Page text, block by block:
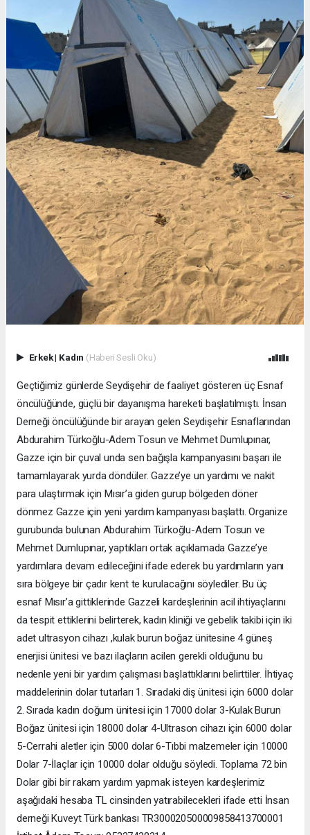
Erkek| Kadın (Haberi Sesli Oku)
Geçtiğimiz günlerde Seydişehir de faaliyet gösteren üç Esnaf
öncülüğünde, güçlü bir dayanışma hareketi başlatılmıştı. İnsan
Derneği öncülüğünde bir arayan gelen Seydişehir Esnaflarından
Abdurahim Türkoğlu-Adem Tosun ve Mehmet Dumlupınar,
Gazze için bir çuval unda sen bağışla kampanyasını başarı ile
tamamlayarak yurda döndüler. Gazze’ye un yardımı ve nakit
para ulaştırmak için Mısır’a giden gurup bölgeden döner
dönmez Gazze için yeni yardım kampanyası başlattı. Organize
gurubunda bulunan Abdurahim Türkoğlu-Adem Tosun ve
Mehmet Dumlupınar, yaptıkları ortak açıklamada Gazze’ye
yardımlara devam edileceğini ifade ederek bu yardımların yanı
sıra bölgeye bir çadır kent te kurulacağını söylediler. Bu üç
esnaf Mısır’a gittiklerinde Gazzeli kardeşlerinin acil ihtiyaçlarını
da tespit ettiklerini belirterek, kadın kliniği ve gebelik takibi için iki
adet ultrasyon cihazı ,kulak burun boğaz ünitesine 4 güneş
enerjisi ünitesi ve bazı ilaçların acilen gerekli olduğunu bu
nedenle yeni bir yardım çalışması başlattıklarını belirttiler. İhtiyaç
maddelerinin dolar tutarları 1. Sıradaki diş ünitesi için 6000 dolar
2. Sırada kadın doğum ünitesi için 17000 dolar 3-Kulak Burun
Boğaz ünitesi için 18000 dolar 4-Ultrason cihazı için 6000 dolar
5-Cerrahi aletler için 5000 dolar 6-Tıbbi malzemeler için 10000
Dolar 7-İlaçlar için 10000 dolar olduğu söyledi. Toplama 72 bin
Dolar gibi bir rakam yardım yapmak isteyen kardeşlerimiz
aşağıdaki hesaba TL cinsinden yatırabilecekleri ifade etti İnsan
derneği Kuveyt Türk bankası TR300020500009858413700001